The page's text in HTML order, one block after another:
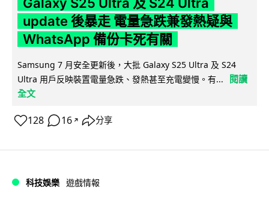
update 後暴走 電量急跌兼發熱疑與
WhatsApp 備份卡死有關
Samsung 7 月安全更新後，大批 Galaxy S25 Ultra 及 S24
Ultra 用戶反映裝置電量急跌、發熱甚至充電變慢。有...
閱讀
全文
128 16 ↗ 分享
科技娛樂 遊戲情報